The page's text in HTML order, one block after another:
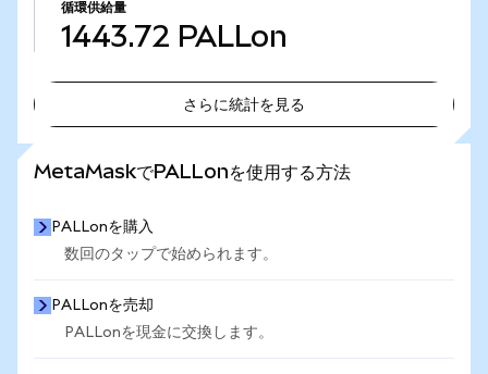
循環供給量
1443.72 PALLon
さらに統計を見る
MetaMaskでPALLonを使用する方法
PALLonを購入
数回のタップで始められます。
PALLonを売却
PALLonを現金に交換します。